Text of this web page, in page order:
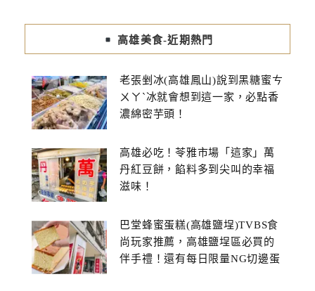
高雄美食-近期熱門
老張剉冰(高雄鳳山)說到黑糖蜜ㄘ
ㄨㄚˋ冰就會想到這一家，必點香
濃綿密芋頭！
高雄必吃！苓雅市場「這家」萬
丹紅豆餅，餡料多到尖叫的幸福
滋味！
巴堂蜂蜜蛋糕(高雄鹽埕)TVBS食
尚玩家推薦，高雄鹽埕區必買的
伴手禮！還有每日限量NG切邊蛋